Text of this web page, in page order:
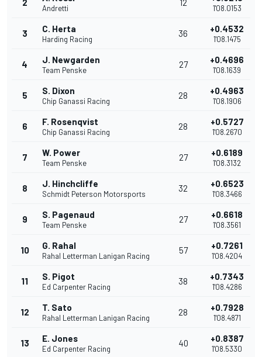
2
Andretti
12
1'08.0153
3 C. Herta
Harding Racing
36 +0.4532
1'08.1475
4 J. Newgarden
Team Penske
27 +0.4696
1'08.1639
5 S. Dixon
Chip Ganassi Racing
28 +0.4963
1'08.1906
6 F. Rosenqvist
Chip Ganassi Racing
28 +0.5727
1'08.2670
7 W. Power
Team Penske
27 +0.6189
1'08.3132
8 J. Hinchcliffe
Schmidt Peterson Motorsports
32 +0.6523
1'08.3466
9 S. Pagenaud
Team Penske
27 +0.6618
1'08.3561
10 G. Rahal
Rahal Letterman Lanigan Racing
57 +0.7261
1'08.4204
11 S. Pigot
Ed Carpenter Racing
38 +0.7343
1'08.4286
12 T. Sato
Rahal Letterman Lanigan Racing
28 +0.7928
1'08.4871
13 E. Jones
Ed Carpenter Racing
40 +0.8387
1'08.5330